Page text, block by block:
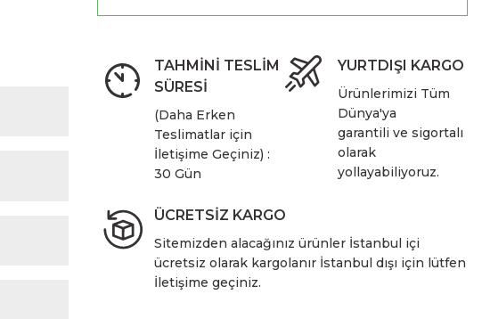
TAHMİNİ TESLİM
SÜRESİ
(Daha Erken
Teslimatlar için
İletişime Geçiniz) :
30 Gün
YURTDIŞI KARGO
Ürünlerimizi Tüm
Dünya'ya
garantili ve sigortalı
olarak
yollayabiliyoruz.
ÜCRETSİZ KARGO
Sitemizden alacağınız ürünler İstanbul içi
ücretsiz olarak kargolanır İstanbul dışı için lütfen
İletişime geçiniz.